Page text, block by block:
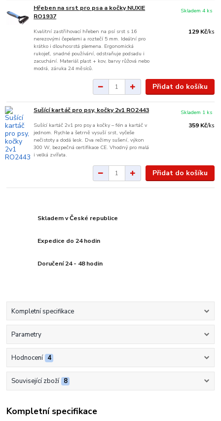
Hřeben na srst pro psa a kočky NUXIE
RO1937
Kvalitní zastřihovací hřeben na psí srst s 16
nerezovými čepelemi a roztečí 5 mm. Ideální pro
krátko i dlouhosrstá plemena. Ergonomická
rukojeť, snadné používání, odstraňuje podsadu i
zacuchání. Materiál plast + kov, barvy růžová nebo
modrá, záruka 24 měsíců.
129 Kč/ks
Skladem 4 ks
Přidat do košíku
Sušící kartáč pro psy, kočky 2v1 RO2443
Sušící kartáč 2v1 pro psy a kočky – fén a kartáč v
jednom. Rychle a šetrně vysuší srst, vyčeše
nečistoty a dodá lesk. Dva režimy sušení, výkon
300 W, bezpečná certifikace CE. Vhodný pro malá
i velká zvířata.
359 Kč/ks
Skladem 1 ks
Přidat do košíku
Skladem v České republice
Expedice do 24 hodin
Doručení 24 - 48 hodin
Kompletní specifikace
Parametry
Hodnocení 4
Související zboží 8
Kompletní specifikace